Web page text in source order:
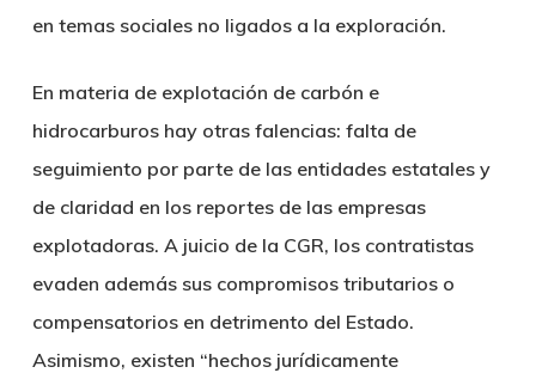
en temas sociales no ligados a la exploración.
En materia de explotación de carbón e
hidrocarburos hay otras falencias: falta de
seguimiento por parte de las entidades estatales y
de claridad en los reportes de las empresas
explotadoras. A juicio de la CGR, los contratistas
evaden además sus compromisos tributarios o
compensatorios en detrimento del Estado.
Asimismo, existen “hechos jurídicamente